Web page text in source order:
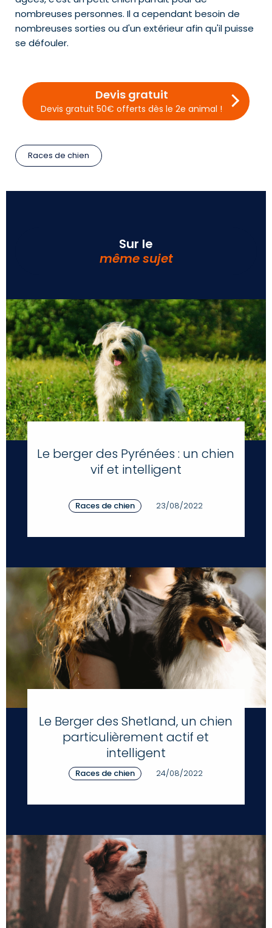
nombreuses personnes. Il a cependant besoin de
nombreuses sorties ou d'un extérieur afin qu'il puisse
se défouler.
Devis gratuit
Devis gratuit 50€ offerts dès le 2e animal !
Races de chien
Sur le
même sujet
Le berger des Pyrénées : un chien
vif et intelligent
Races de chien 23/08/2022
Le Berger des Shetland, un chien
particulièrement actif et
intelligent
Races de chien 24/08/2022